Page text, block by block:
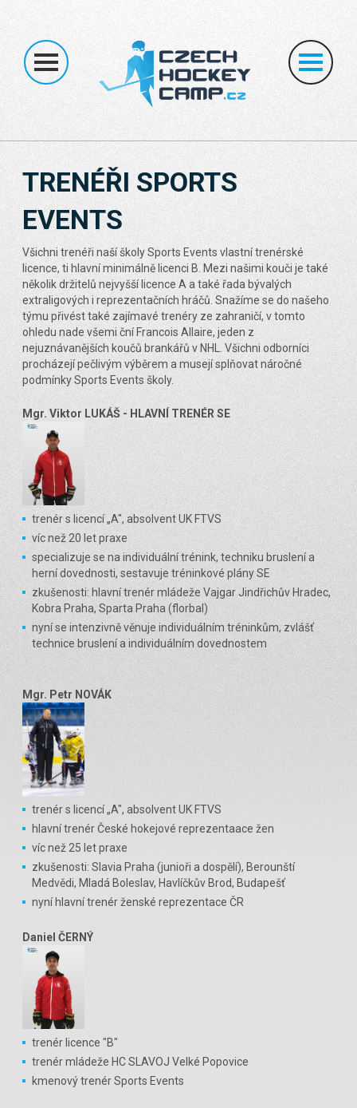
TRENÉŘI SPORTS
EVENTS
Všichni trenéři naší školy Sports Events vlastní trenérské
licence, ti hlavní minimálně licenci B. Mezi našimi kouči je také
několik držitelů nejvyšší licence A a také řada bývalých
extraligových i reprezentačních hráčů. Snažíme se do našeho
týmu přivést také zajímavé trenéry ze zahraničí, v tomto
ohledu nade všemi ční Francois Allaire, jeden z
nejuznávanějších koučů brankářů v NHL. Všichni odborníci
procházejí pečlivým výběrem a musejí splňovat náročné
podmínky Sports Events školy.
Mgr. Viktor LUKÁŠ - HLAVNÍ TRENÉR SE
trenér s licencí „A", absolvent UK FTVS
víc než 20 let praxe
specializuje se na individuální trénink, techniku bruslení a
herní dovednosti, sestavuje tréninkové plány SE
zkušenosti: hlavní trenér mládeže Vajgar Jindřichův Hradec,
Kobra Praha, Sparta Praha (florbal)
nyní se intenzivně věnuje individuálním tréninkům, zvlášť
technice bruslení a individuálním dovednostem
Mgr. Petr NOVÁK
trenér s licencí „A", absolvent UK FTVS
hlavní trenér České hokejové reprezentaace žen
víc než 25 let praxe
zkušenosti: Slavia Praha (junioři a dospělí), Berounští
Medvědi, Mladá Boleslav, Havlíčkův Brod, Budapešť
nyní hlavní trenér ženské reprezentace ČR
Daniel ČERNÝ
trenér licence "B"
trenér mládeže HC SLAVOJ Velké Popovice
kmenový trenér Sports Events